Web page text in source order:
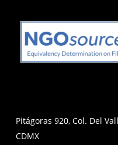
Pitágoras 920, Col. Del
CDMX